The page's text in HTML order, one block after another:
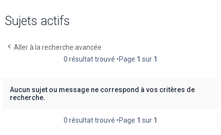
Sujets actifs
Aller à la recherche avancée
0 résultat trouvé •Page 1 sur 1
Aucun sujet ou message ne correspond à vos critères de
recherche.
0 résultat trouvé •Page 1 sur 1